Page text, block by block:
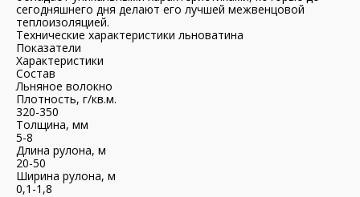
сегодняшнего дня делают его лучшей межвенцовой
теплоизоляцией.
Технические характеристики льноватина
Показатели
Характеристики
Состав
Льняное волокно
Плотность, г/кв.м.
320-350
Толщина, мм
5-8
Длина рулона, м
20-50
Ширина рулона, м
0,1-1,8